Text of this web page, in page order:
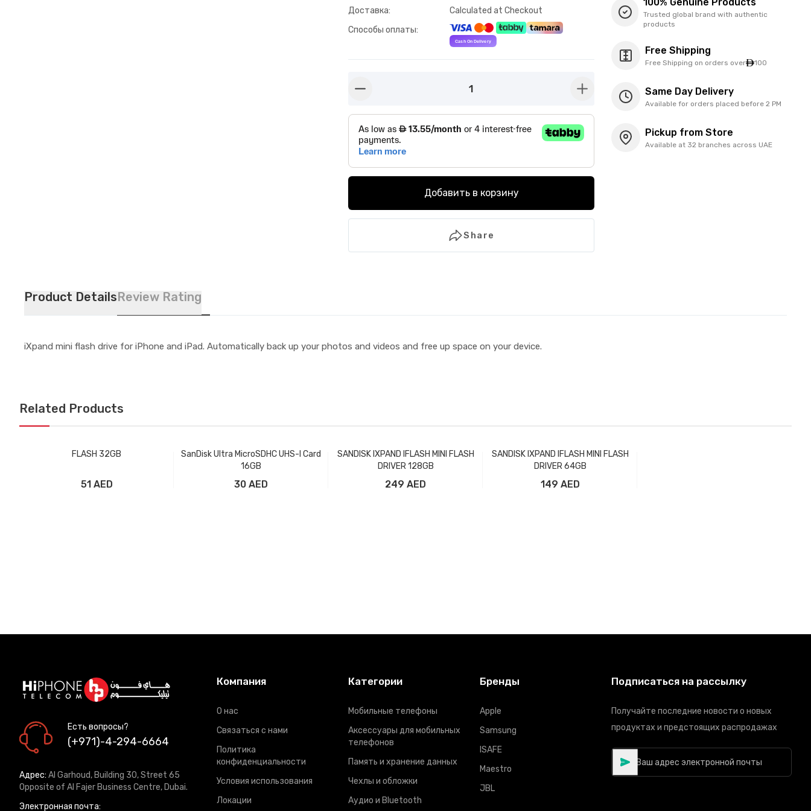
Доставка:
Calculated at Checkout
Способы оплаты:
1 button-plus
Добавить в корзину
Share
Trusted global brand with authentic
products
Free Shipping
Free Shipping on orders over 100
Same Day Delivery
Available for orders placed before 2 PM
Pickup from Store
Available at 32 branches across UAE
Product DetailsReview Rating
iXpand mini flash drive for iPhone and iPad. Automatically back up your photos and videos and free up space on your device.
Related Products
FLASH 32GB
51 AED
SanDisk Ultra MicroSDHC UHS-l Card
16GB
30 AED
SANDISK IXPAND IFLASH MINI FLASH
DRIVER 128GB
249 AED
SANDISK IXPAND IFLASH MINI FLASH
DRIVER 64GB
149 AED
Есть вопросы?
(+971)-4-294-6664
Адрес: Al Garhoud, Building 30, Street 65
Opposite of Al Fajer Business Centre, Dubai.
Электронная почта:
Компания
О нас
Связаться с нами
Политика
конфиденциальности
Условия использования
Локации
Категории
Мобильные телефоны
Аксессуары для мобильных
телефонов
Память и хранение данных
Чехлы и обложки
Аудио и Bluetooth
Бренды
Apple
Samsung
ISAFE
Maestro
JBL
Подписаться на рассылку
Получайте последние новости о новых
продуктах и предстоящих распродажах